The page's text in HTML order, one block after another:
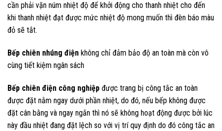
cần phải vặn núm nhiệt độ để khởi động cho thanh nhiệt cho đến
khi thanh nhiệt đạt được mức nhiệt độ mong muốn thì đèn báo màu
đỏ sẽ tắt.
Bếp chiên nhúng điện không chỉ đảm bảo độ an toàn mà còn vô
cùng tiết kiệm ngân sách
Bếp chiên điện công nghiệp được trang bị công tắc an toàn
được đặt nằm ngay dưới phần nhiệt, do đó, nếu bếp không được
đặt cân bằng và ngay ngắn thì nó sẽ không hoạt động được bởi lúc
này đầu nhiệt đang đặt lệch so với vị trí quy định do đó công tắc an